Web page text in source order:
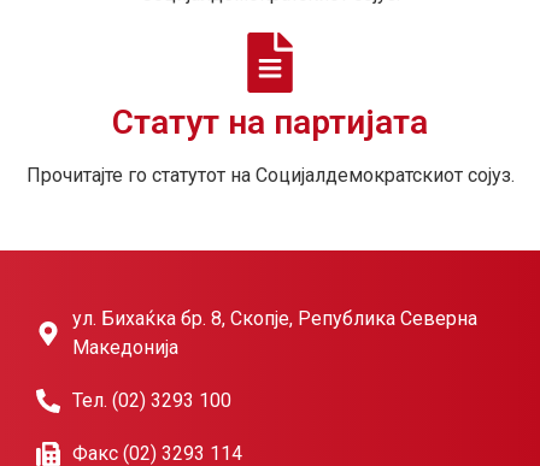
Статут на партијата
Прочитајте го статутот на Социјалдемократскиот сојуз.
ул. Бихаќка бр. 8, Скопје, Република Северна
Македонија
Тел. (02) 3293 100
Факс (02) 3293 114